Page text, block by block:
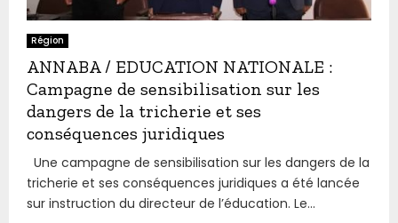
Région
ANNABA / EDUCATION NATIONALE :
Campagne de sensibilisation sur les
dangers de la tricherie et ses
conséquences juridiques
Une campagne de sensibilisation sur les dangers de la
tricherie et ses conséquences juridiques a été lancée
sur instruction du directeur de l’éducation. Le...